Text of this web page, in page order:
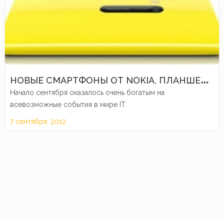
Н
ОВЫЕ СМАРТФОНЫ ОТ NOKIA, ПЛАНШЕТЫ ОТ AMAZON И ДРУГИЕ ЭЛЕКТРОННЫЕ НОВОСТИ ПРОШЕДШЕЙ НЕДЕЛИ
Начало сентября оказалось очень богатым на
всевозможные события в мире IT.
7 сентября, 2012